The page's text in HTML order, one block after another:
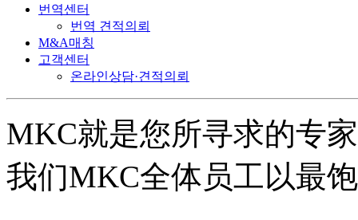
번역센터
번역 견적의뢰
M&A매칭
고객센터
온라인상담·견적의뢰
MKC就是您所寻求的专
我们MKC全体员工以最